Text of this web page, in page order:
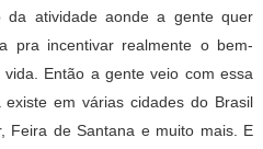
da atividade aonde a gente quer
pra incentivar realmente o bem-
Então a gente veio com essa
em várias cidades do Brasil
Feira de Santana e muito mais. E